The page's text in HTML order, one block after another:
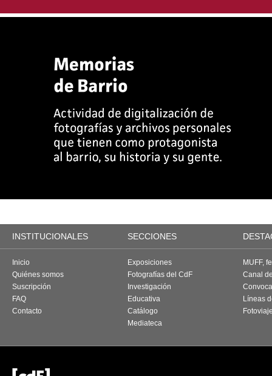
INSTITUCIONALES SECCIONES
Inicio
Quiénes somos
Suscripción
FAQ
Contacto
Exposiciones
Fotografías del CdF
Investigación
Educativa
Catálogo
Mediateca
MUFF,
Canal
Líneas